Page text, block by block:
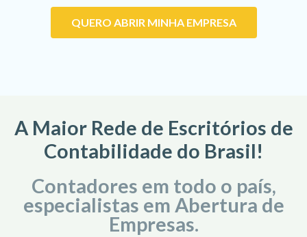
QUERO ABRIR MINHA EMPRESA
A Maior Rede de Escritórios de
Contabilidade do Brasil!
Contadores em todo o país,
especialistas em Abertura de
Empresas.